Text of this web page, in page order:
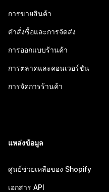
การขายสินค้า
คำสั่งซื้อและการจัดส่ง
การออกแบบร้านค้า
การตลาดและคอนเวอร์ชัน
การจัดการร้านค้า
แหล่งข้อมูล
ศูนย์ช่วยเหลือของ Shopify
เอกสาร API